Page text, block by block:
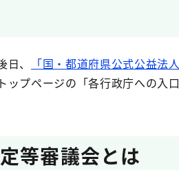
、
「国・都道府県公式公益
ップページの「各行政庁への入
等審議会とは